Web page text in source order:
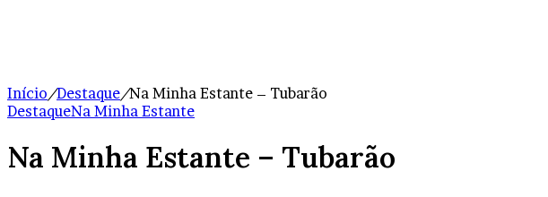
Início/Destaque/Na Minha Estante – Tubarão
DestaqueNa Minha Estante
Na Minha Estante – Tubarão